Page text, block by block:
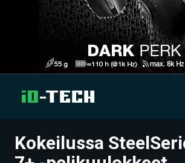
UUTISET
Kokeilussa